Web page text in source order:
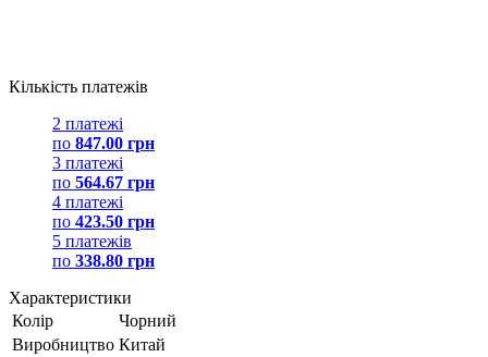
Кількість платежів
2 платежі
по 847.00 грн
3 платежі
по 564.67 грн
4 платежі
по 423.50 грн
5 платежів
по 338.80 грн
Характеристики
Колір
Чорний
Виробництво Китай